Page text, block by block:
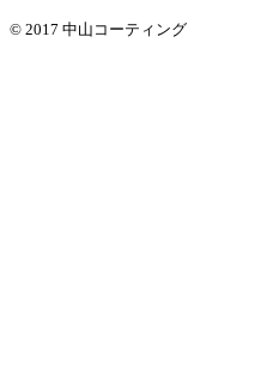
© 2017 中山コーティング